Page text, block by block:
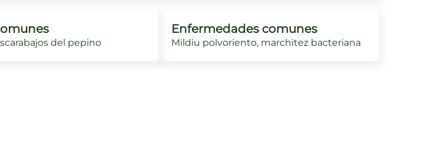
del pepino
Enfermedades comunes
Mildiu polvoriento, marchitez bacteriana